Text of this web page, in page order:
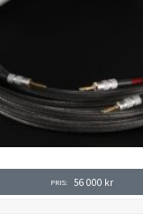
PRIS: 56 000 kr